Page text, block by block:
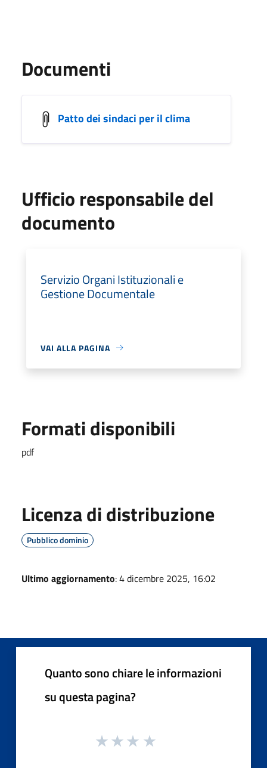
Documenti
Patto dei sindaci per il clima
Ufficio responsabile del
documento
Servizio Organi Istituzionali e
Gestione Documentale
VAI ALLA PAGINA
Formati disponibili
pdf
Licenza di distribuzione
Pubblico dominio
Ultimo aggiornamento: 4 dicembre 2025, 16:02
Quanto sono chiare le informazioni
su questa pagina?